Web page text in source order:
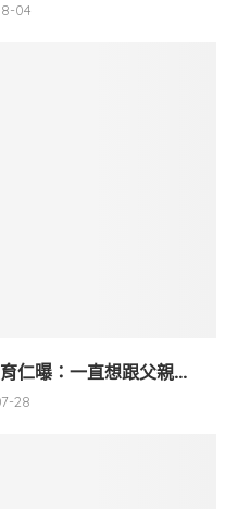
04
仁曝：一直想跟父親...
28